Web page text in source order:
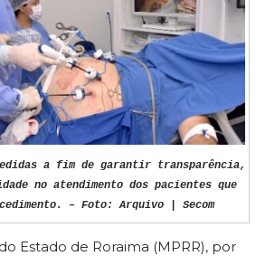
a fim de garantir transparência,
no atendimento dos pacientes que
– Foto: Arquivo | Secom
Estado de Roraima (MPRR), por